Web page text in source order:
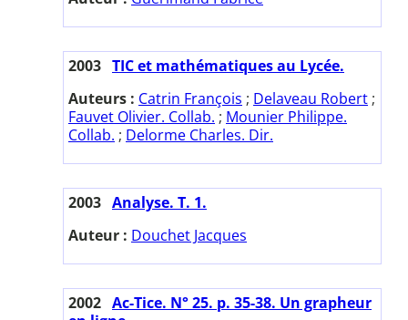
2003 TIC et mathématiques au Lycée.
Auteurs : Catrin François ; Delaveau Robert ;
Fauvet Olivier. Collab. ; Mounier Philippe.
Collab. ; Delorme Charles. Dir.
2003 Analyse. T. 1.
Auteur : Douchet Jacques
2002 Ac-Tice. N° 25. p. 35-38. Un grapheur